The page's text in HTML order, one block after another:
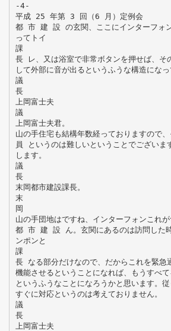
-4-
平成 25 年第 3 回（6 月）定例会
都 市 建 設 の玄関、ここにインターフォ
ってトイ
課
長 レ、又は浴室で非常ボタンを押せば、そ
して外部に音が出るというふうな構造になっ
議
長
上岡富士夫
議
上岡富士夫君。
山の手住宅も結構年数経っておりますので
員 というのは難しいということでございま
します。
議
長
末岡都市建設課長。
末
岡
山の手団地はですね、インターフォンこれ
都 市 建 設 ん。玄関にあるのは訪問した
ンポンと
課
長 なる部分だけなので、だからこれを緊急
機能させるということになれば、もうすべて
というふうなことになろうかと思います。従
すぐに対応というのは考えておりません。
議
長
上岡富士夫